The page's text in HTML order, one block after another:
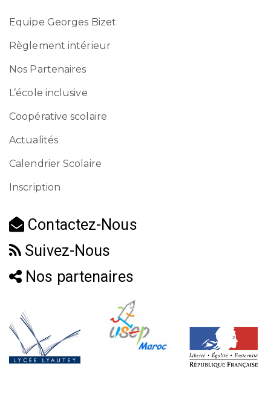
Equipe Georges Bizet
Règlement intérieur
Nos Partenaires
L’école inclusive
Coopérative scolaire
Actualités
Calendrier Scolaire
Inscription
Contactez-Nous
Suivez-Nous
Nos partenaires